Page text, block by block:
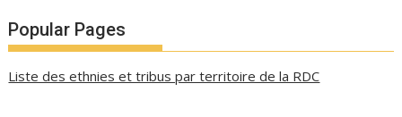
Popular Pages
Liste des ethnies et tribus par territoire de la RDC